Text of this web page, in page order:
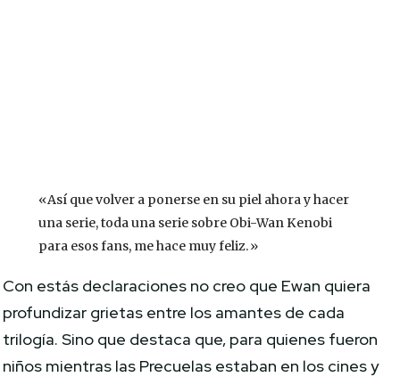
«Así que volver a ponerse en su piel ahora y hacer
una serie, toda una serie sobre Obi-Wan Kenobi
para esos fans, me hace muy feliz.»
Con estás declaraciones no creo que Ewan quiera
profundizar grietas entre los amantes de cada
trilogía. Sino que destaca que, para quienes fueron
niños mientras las Precuelas estaban en los cines y